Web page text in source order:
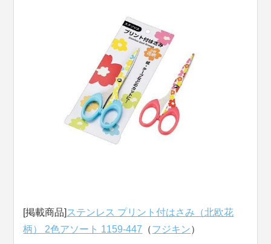
[掲載商品] ステンレス プリント付はさみ（北欧花
柄） 2色アソート 1159-447 （フジキン）